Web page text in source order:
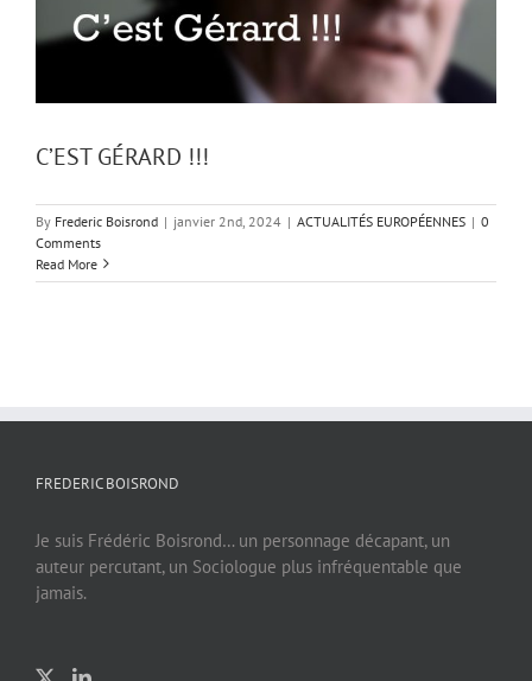
C’EST GÉRARD !!!
By Frederic Boisrond | janvier 2nd, 2024 | ACTUALITÉS EUROPÉENNES | 0
Comments
Read More
FREDERIC BOISROND
Je suis Frédéric Boisrond… un personnage décapant, un
auteur percutant, un Sociologue plus infréquentable que
jamais.